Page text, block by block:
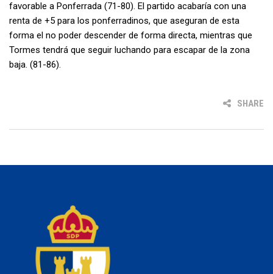
favorable a Ponferrada (71-80). El partido acabaría con una
renta de +5 para los ponferradinos, que aseguran de esta
forma el no poder descender de forma directa, mientras que
Tormes tendrá que seguir luchando para escapar de la zona
baja. (81-86).
SHARE